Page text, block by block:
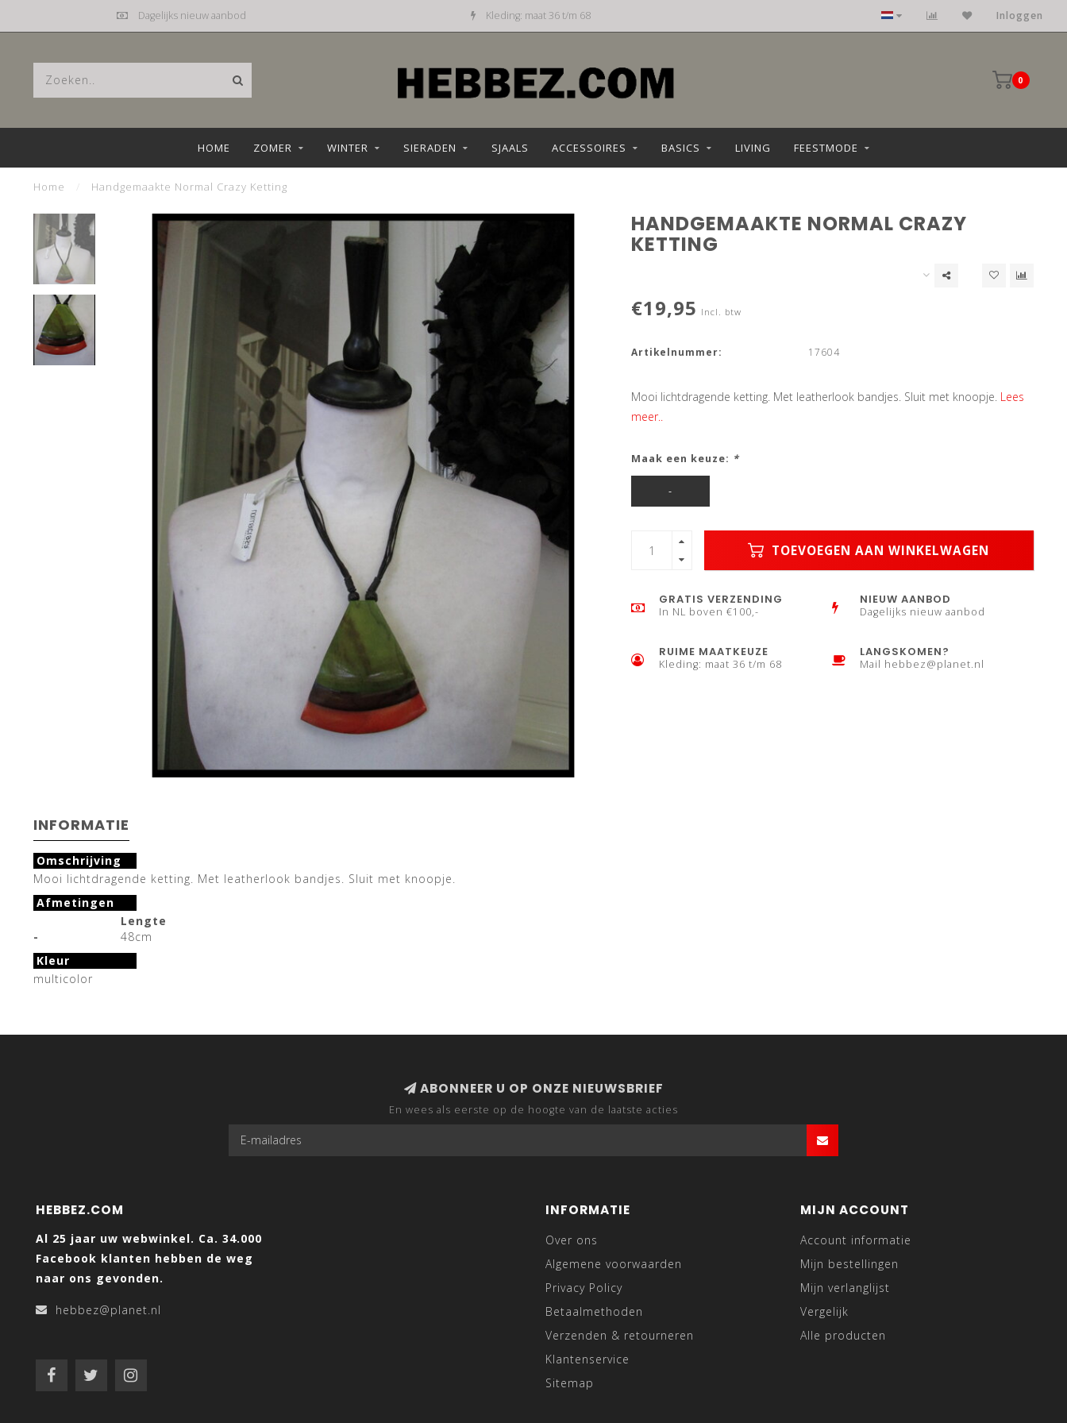
Mailhebbez@planet.nl Dagelijks nieuw aanbod Kleding: maat 36 t/m 68 Inloggen
0
HOME ZOMER WINTER SIERADEN SJAALS ACCESSOIRES BASICS LIVING FEESTMODE
Home Handgemaakte Normal Crazy Ketting
HANDGEMAAKTE NORMAL CRAZY
KETTING
€19,95 Incl. btw
Artikelnummer: 17604
Mooi lichtdragende ketting. Met leatherlook bandjes. Sluit met knoopje. Lees
meer..
Maak een keuze: *
-
TOEVOEGEN AAN WINKELWAGEN
GRATIS VERZENDING
In NL boven €100,-
NIEUW AANBOD
Dagelijks nieuw aanbod
RUIME MAATKEUZE
Kleding: maat 36 t/m 68
LANGSKOMEN?
Mail hebbez@planet.nl
INFORMATIE
Omschrijving
Mooi lichtdragende ketting. Met leatherlook bandjes. Sluit met knoopje.
Afmetingen
Lengte
-
48cm
Kleur
multicolor
ABONNEER U OP ONZE NIEUWSBRIEF
En wees als eerste op de hoogte van de laatste acties
HEBBEZ.COM
Al 25 jaar uw webwinkel. Ca. 34.000
Facebook klanten hebben de weg
naar ons gevonden.
hebbez@planet.nl
INFORMATIE
Over ons
Algemene voorwaarden
Privacy Policy
Betaalmethoden
Verzenden & retourneren
Klantenservice
Sitemap
MIJN ACCOUNT
Account informatie
Mijn bestellingen
Mijn verlanglijst
Vergelijk
Alle producten